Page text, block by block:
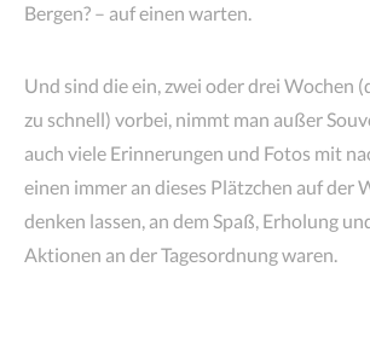
Bergen? – auf einen warten.
Und sind die ein, zwei oder drei Wochen
zu schnell) vorbei, nimmt man außer
auch viele Erinnerungen und Fotos mit
einen immer an dieses Plätzchen auf der
denken lassen, an dem Spaß, Erholung
Aktionen an der Tagesordnung waren.